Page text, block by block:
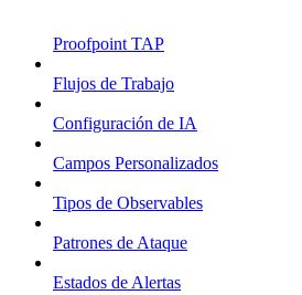
Proofpoint TAP
Flujos de Trabajo
Configuración de IA
Campos Personalizados
Tipos de Observables
Patrones de Ataque
Estados de Alertas